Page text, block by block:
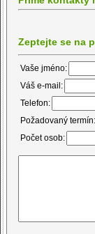
Zeptejte se na
Vaše jméno:
Váš e-mail:
Telefon:
Požadovaný termín:
Počet osob: